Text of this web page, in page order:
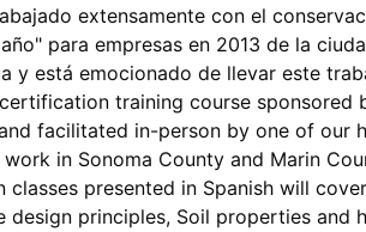
extensamente con el
para empresas en 2013 de la
y está emocionado de llevar este
certification training course
facilitated in-person by one of our
in Sonoma County and Marin
classes presented in Spanish will
design principles, Soil properties